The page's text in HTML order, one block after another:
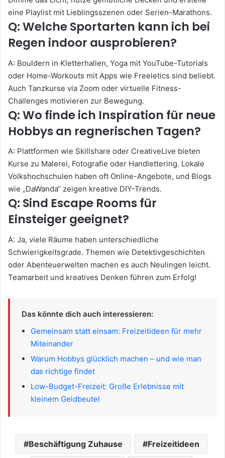
eine Playlist mit Lieblingsszenen oder Serien-Marathons.
Q: Welche Sportarten kann ich bei
Regen indoor ausprobieren?
A: Bouldern in Kletterhallen, Yoga mit YouTube-Tutorials
oder Home-Workouts mit Apps wie Freeletics sind beliebt.
Auch Tanzkurse via Zoom oder virtuelle Fitness-
Challenges motivieren zur Bewegung.
Q: Wo finde ich Inspiration für neue
Hobbys an regnerischen Tagen?
A: Plattformen wie Skillshare oder CreativeLive bieten
Kurse zu Malerei, Fotografie oder Handlettering. Lokale
Volkshochschulen haben oft Online-Angebote, und Blogs
wie „DaWanda“ zeigen kreative DIY-Trends.
Q: Sind Escape Rooms für
Einsteiger geeignet?
A: Ja, viele Räume haben unterschiedliche
Schwierigkeitsgrade. Themen wie Detektivgeschichten
oder Abenteuerwelten machen es auch Neulingen leicht.
Teamarbeit und kreatives Denken führen zum Erfolg!
Das könnte dich auch interessieren:
Gemeinsam statt einsam: Freizeitideen für mehr
Miteinander
Warum Hobbys glücklich machen – und wie man
das richtige findet
Low-Budget-Freizeit: Große Erlebnisse mit
kleinem Geldbeutel
Beschäftigung Zuhause Freizeitideen